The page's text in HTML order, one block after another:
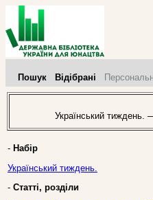
Пошук Відібрані
Український
- Набір
Український тиждень.
- Статті, розділи